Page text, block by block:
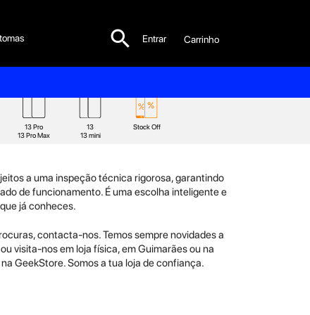
 Entrar Carrinho
13 Pro
13 Pro Max
13
13 mini
Stock Off
a uma inspeção técnica rigorosa, garantindo
de funcionamento. É uma escolha inteligente e
já conheces.
contacta‑nos. Temos sempre novidades a
visita‑nos em loja física, em Guimarães ou na
GeekStore. Somos a tua loja de confiança.